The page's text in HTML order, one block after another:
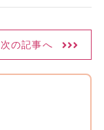
次の記事へ